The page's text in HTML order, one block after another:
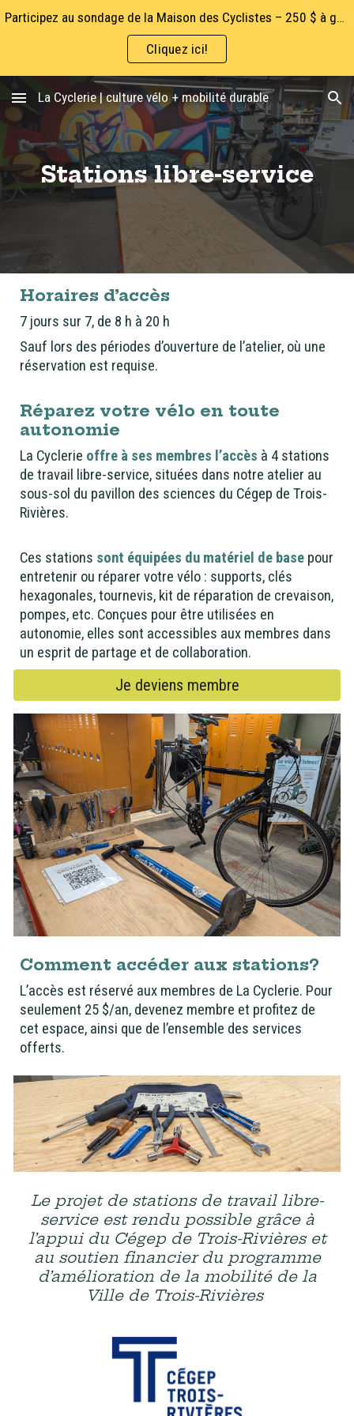
Skip to main content Skip to navigation
Participez au sondage de la Maison des Cyclistes – 250 $ à gagner!
Cliquez ici!
La Cyclerie | culture vélo + mobilité durable
Stations libre-service
Horaires d’accès
7 jours sur 7, de 8 h à 20 h
Sauf lors des périodes d’ouverture de l’atelier, où une
réservation est requise.
Réparez votre vélo en toute
autonomie
La Cyclerie offre à ses membres l’accès à 4 stations
de travail libre-service, situées dans notre atelier au
sous-sol du pavillon des sciences du Cégep de Trois-
Rivières.
Ces stations sont équipées du matériel de base pour
entretenir ou réparer votre vélo : supports, clés
hexagonales, tournevis, kit de réparation de crevaison,
pompes, etc. Conçues pour être utilisées en
autonomie, elles sont accessibles aux membres dans
un esprit de partage et de collaboration.
Je deviens membre
Comment accéder aux stations?
L’accès est réservé aux membres de La Cyclerie. Pour
seulement 25 $/an, devenez membre et profitez de
cet espace, ainsi que de l’ensemble des services
offerts.
Le projet de stations de travail libre-
service est rendu possible grâce à
l’appui du Cégep de Trois-Rivières et
au soutien financier du programme
d’amélioration de la mobilité de la
Ville de Trois-Rivières